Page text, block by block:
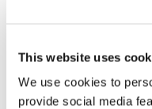
This website uses
We use cookies to
provide social media